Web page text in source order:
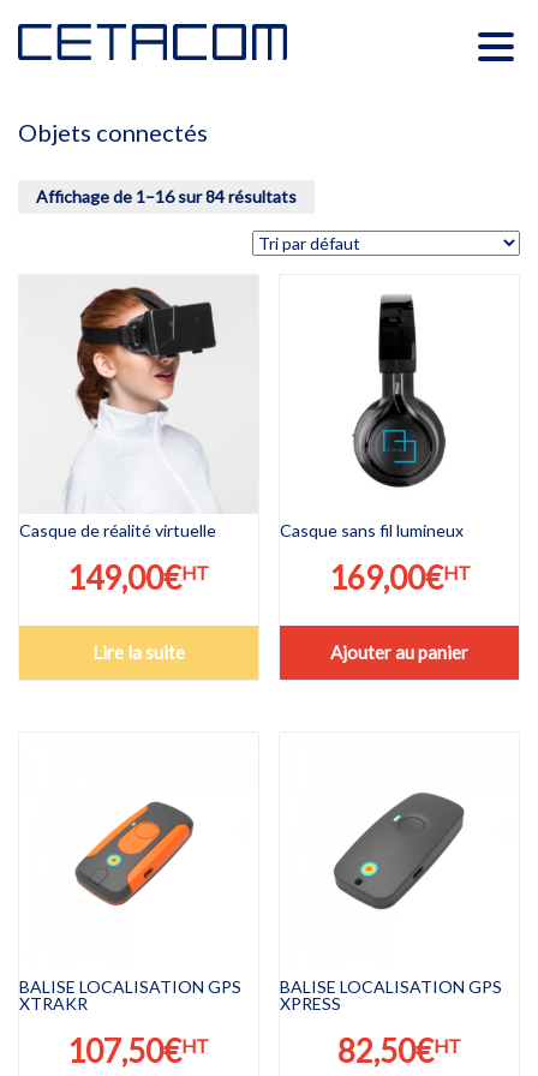
Objets connectés
Affichage de 1–16 sur 84 résultats
Casque de réalité virtuelle
149,00€HT
Lire la suite
Casque sans fil lumineux
169,00€HT
Ajouter au panier
BALISE LOCALISATION GPS
XTRAKR
107,50€HT
BALISE LOCALISATION GPS
XPRESS
82,50€HT